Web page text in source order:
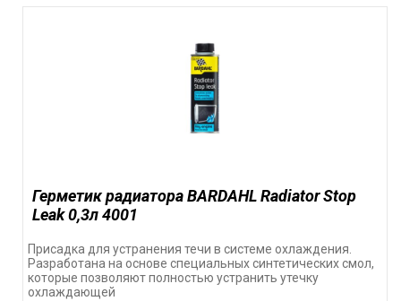
Герметик радиатора BARDAHL Radiator Stop
Leak 0,3л 4001
Присадка для устранения течи в системе охлаждения.
Разработана на основе специальных синтетических смол,
которые позволяют полностью устранить утечку
охлаждающей